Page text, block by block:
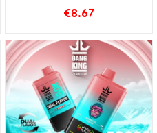
€8.67